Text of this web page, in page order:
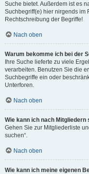
Suche bietet. Außerdem ist es
Suchbegriff(e) hier nirgends im
Rechtschreibung der Begriffe!
Nach oben
Warum bekomme ich bei der
Ihre Suche lieferte zu viele
verarbeiten. Benutzen Sie die
Suchbegriffe ein oder
Unterforen.
Nach oben
Wie kann ich nach Mitgliedern
Gehen Sie zur Mitgliederliste
suchen“.
Nach oben
Wie kann ich meine eigenen